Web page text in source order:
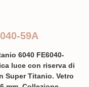
59A
6040 FE6040-
luce con riserva di
Super Titanio. Vetro